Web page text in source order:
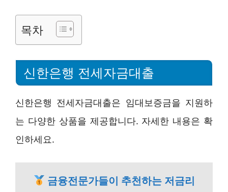
목차
신한은행 전세자금대출
신한은행 전세자금대출은 임대보증금을 지원하
는 다양한 상품을 제공합니다. 자세한 내용은 확
인하세요.
금융전문가들이 추천하는 저금리